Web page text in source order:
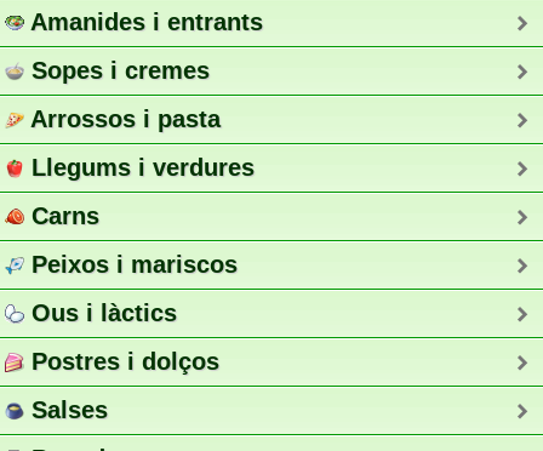
Amanides i entrants
Sopes i cremes
Arrossos i pasta
Llegums i verdures
Carns
Peixos i mariscos
Ous i làctics
Postres i dolços
Salses